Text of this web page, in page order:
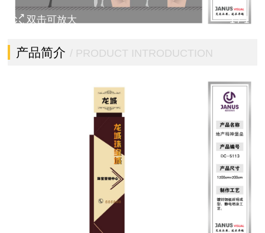
1/1
双击可放大
产品简介 / PRODUCT INTRODUCTION